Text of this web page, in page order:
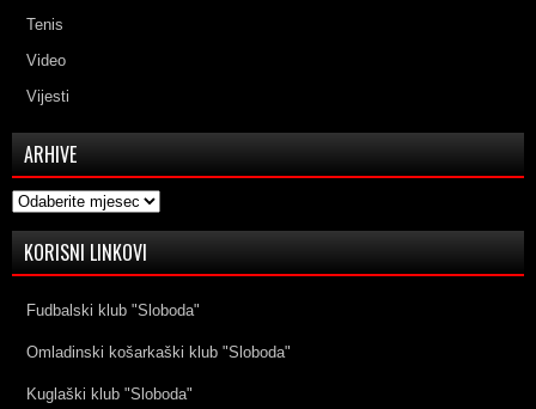
Tenis
Video
Vijesti
ARHIVE
Arhive
KORISNI LINKOVI
Fudbalski klub "Sloboda"
Omladinski košarkaški klub "Sloboda"
Kuglaški klub "Sloboda"